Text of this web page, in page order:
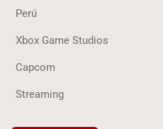
Perú
Xbox Game Studios
Capcom
Streaming